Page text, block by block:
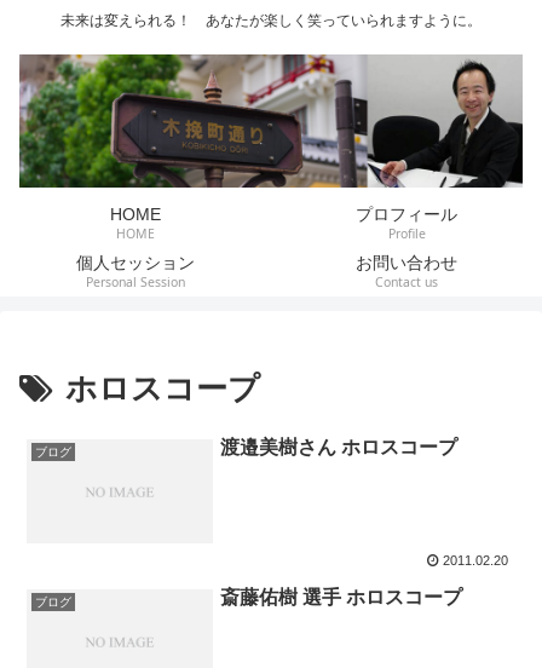
未来は変えられる！ あなたが楽しく笑っていられますように。
HOME
HOME
プロフィール
Profile
個人セッション
Personal Session
お問い合わせ
Contact us
ホロスコープ
ブログ 渡邉美樹さん ホロスコープ
2011.02.20
ブログ 斎藤佑樹 選手 ホロスコープ